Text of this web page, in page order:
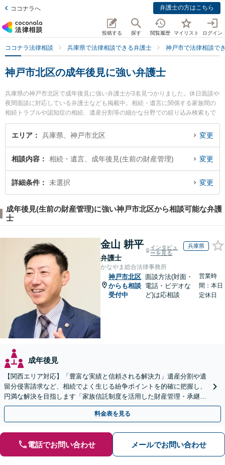
ココナラへ 弁護士の方はこちら
投稿する 探す 閲覧履歴 マイリスト ログイン
ココナラ法律相談 兵庫県で法律相談できる弁護士 神戸市で法律相談で
神戸市北区の成年後見に強い弁護士
兵庫県の神戸市北区で成年後見に強い弁護士が3名見つかりました。休日面談や
夜間面談に対応している弁護士なども掲載中。相続・遺言に関係する家族間の
相続トラブルや認知症の相続、遺産分割等の細かな分野での絞り込み検索もで
き便利です。特に弁護士法人近畿フロンティア法律事務所 神戸北オフィスの金
子 敬之弁護士や梶山法律事務所の梶山 雅信弁護士、佐山雅彦法律事務所の佐山
相談したい』『成年後見のトラブル解決の実績豊富な近くの弁護士を検索した
い』『初回相談無料で成年後見を法律相談できる神戸市北区内の弁護士に相談
予約したい』などでお困りの相談者さんにおすすめです。
エリア 兵庫県、神戸市北区 変更
相談内容 相続・遺言、成年後見(生前の財産管理) 変更
詳細条件 未選択 変更
成年後見(生前の財産管理)に強い神戸市北区から相談可能な弁護
士
金山 耕平
弁護士
インタビュ
ーを見る
兵庫県
かなやま総合法律事務所
神戸市北区
からも相談
受付中
面談方法(対面・
電話・ビデオな
ど)は応相談
営業時
間：本日
定休日
成年後見
【関西エリア対応】「豊富な実績と信頼される解決力」遺産分割や遺
留分侵害請求など、相続でよく生じる紛争ポイントを的確に把握し、
円満な解決を目指します「家族信託制度を活用した財産管理・承継プ
ランのご提案」「次世代へ想いを託す円滑な事業承継」
料金表を見る
電話でお問い合わせ メールでお問い合わせ